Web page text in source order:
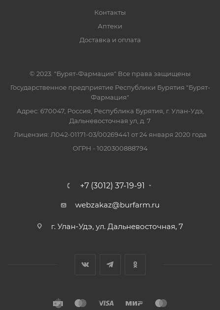
Контакты
Аптеки
Доставка и оплата
© 2023. "Бурят-Фармация" Все права защищены
Государственное предприятие Республики Бурятия "Бурят-
Фармация"
Адрес: 670047, Россия, Республика Бурятия, г. Улан-Удэ,
Дальневосточная ул, д. 7
Лицензия: Л042-01171-03/00269441 от 24 января 2020 года
ОГРН - 1020300888794
+7 (3012) 37-19-91
webzakaz@burfarm.ru
г. Улан-Удэ, ул. Дальневосточная, 7